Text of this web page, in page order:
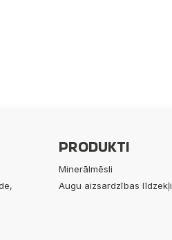
PRODUKTI
Minerālmēsli
Augu aizsardzības līdzekļi